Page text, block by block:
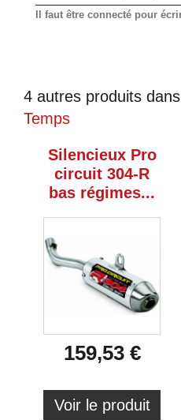
Il faut être connecté pour
4 autres produits
Temps
Silencieux Pro
circuit 304-R
bas régimes...
159,53 €
Voir le produit